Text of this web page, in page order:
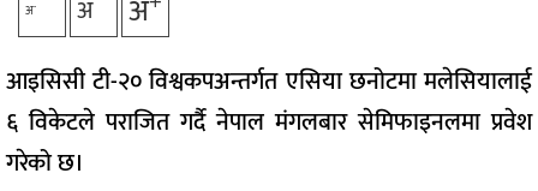
अ- अ अ
आइसिसी टी-२० विश्वकपअन्तर्गत एसिया छनोटमा मलेसियालाई
६ विकेटले पराजित गर्दै नेपाल मंगलबार सेमिफाइनलमा प्रवेश
गरेको छ।